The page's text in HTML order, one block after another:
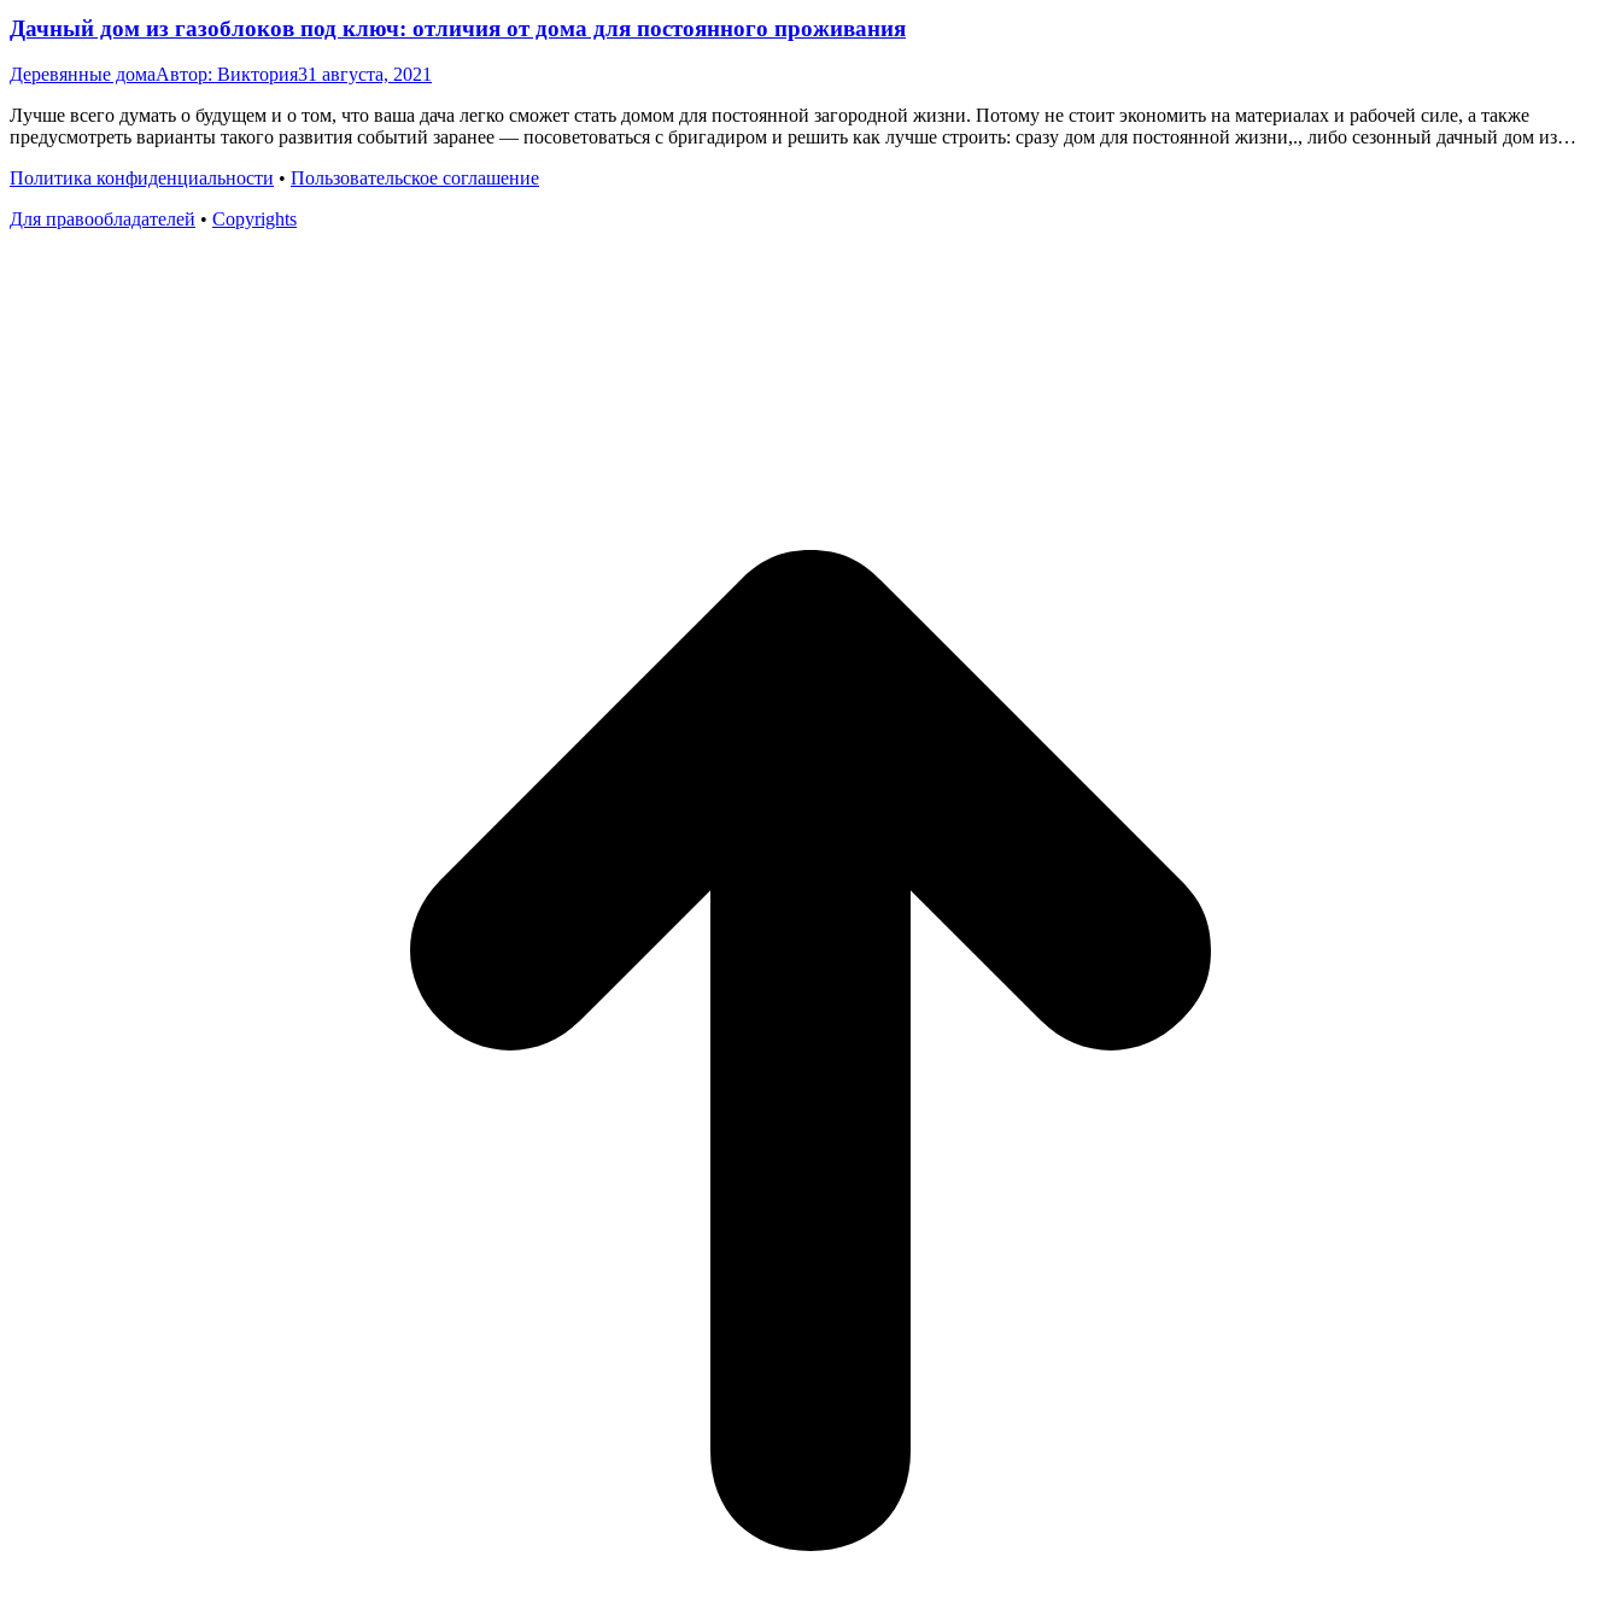
Дачный дом из газоблоков под ключ: отличия от дома для постоянного проживания
Деревянные домаАвтор: Виктория31 августа, 2021
Лучше всего думать о будущем и о том, что ваша дача легко сможет стать домом для постоянной загородной жизни. Потому не стоит экономить на материалах и рабочей силе, а также
предусмотреть варианты такого развития событий заранее — посоветоваться с бригадиром и решить как лучше строить: сразу дом для постоянной жизни,., либо сезонный дачный дом из…
Политика конфиденциальности • Пользовательское соглашение
Для правообладателей • Copyrights